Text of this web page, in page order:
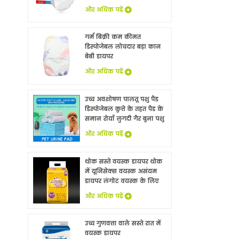
और अधिक पढ़ें
गर्म बिक्री कम कीमत
डिस्पोजेबल लोचदार बड़ा कान
बेबी डायपर
और अधिक पढ़ें
उच्च अवशोषण पालतू पशु पैड
डिस्पोजेबल कुत्ते के तहत पैड के
समान रोयाँ लुगदी गैर बुना पशु
बिस्तर चादरों थोक
और अधिक पढ़ें
थोक सस्ते वयस्क डायपर थोक
में यूनिसेक्स वयस्क असंयम
डायपर लंगोट वयस्क के लिए
नि: शुल्क नमूने
और अधिक पढ़ें
उच्च गुणवत्ता वाले सस्ते रात में
वयस्क डायपर